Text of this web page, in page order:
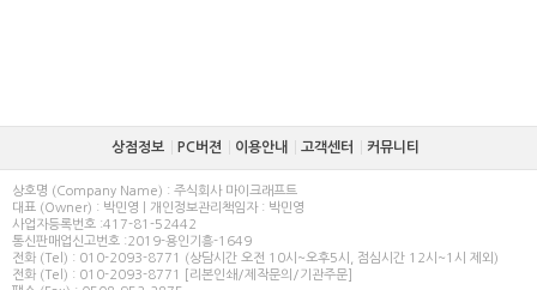
상점정보 PC버젼 이용안내 고객센터 커뮤니티
상호명 (Company Name) : 주식회사 마이크래프트
대표 (Owner) : 박민영 | 개인정보관리책임자 : 박민영
사업자등록번호 :417-81-52442
통신판매업신고번호 :2019-용인기흥-1649
전화 (Tel) : 010-2093-8771 (상담시간 오전 10시~오후5시, 점심시간 12시~1시 제외)
전화 (Tel) : 010-2093-8771 [리본인쇄/제작문의/기관주문]